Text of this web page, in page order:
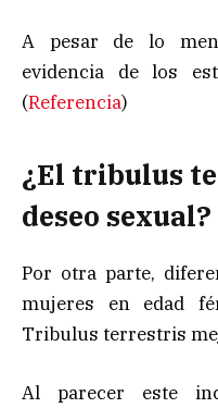
A pesar de lo
evidencia de los
(Referencia)
¿El tribulus
deseo sexual?
Por otra parte,
mujeres en edad
Tribulus terrestris
Al parecer este